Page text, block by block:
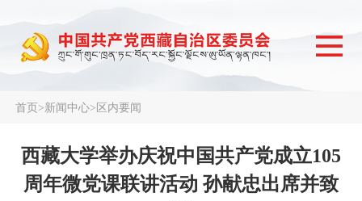
首页>新闻中心>区内要闻
西藏大学举办庆祝中国共产党成立105
周年微党课联讲活动 孙献忠出席并致